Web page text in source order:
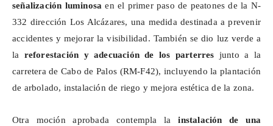
señalización luminosa en el primer paso de peatones de la N-
332 dirección Los Alcázares, una medida destinada a prevenir
accidentes y mejorar la visibilidad. También se dio luz verde a
la reforestación y adecuación de los parterres junto a la
carretera de Cabo de Palos (RM-F42), incluyendo la plantación
de arbolado, instalación de riego y mejora estética de la zona.
Otra moción aprobada contempla lainstalación de una